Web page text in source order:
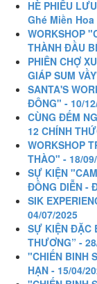
HÈ PHIÊU
Ghé Miền
WORKSHOP
THÀNH ĐẦU
PHIÊN CHỢ
GIÁP SUM
SANTA'S
ĐÔNG" - 10/
CÙNG ĐẾM
12 CHÍNH
WORKSHOP
THÀO" - 18/
SỰ KIỆN
ĐỒNG DIỄN -
SIK
04/07/2025
SỰ KIỆN ĐẶC
THƯƠNG” -
"CHIẾN BINH
HẠN - 15/04/